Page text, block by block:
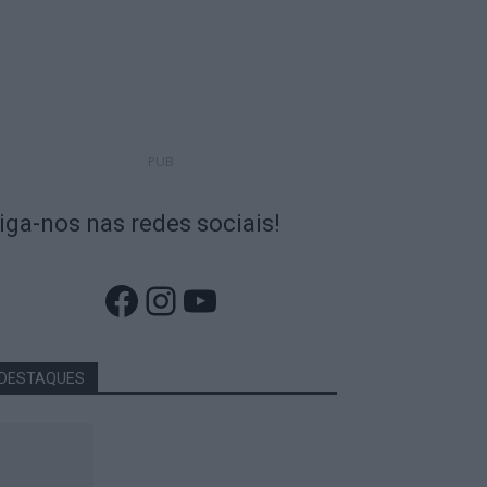
nos nas redes sociais!
Facebook
Instagram
YouTube